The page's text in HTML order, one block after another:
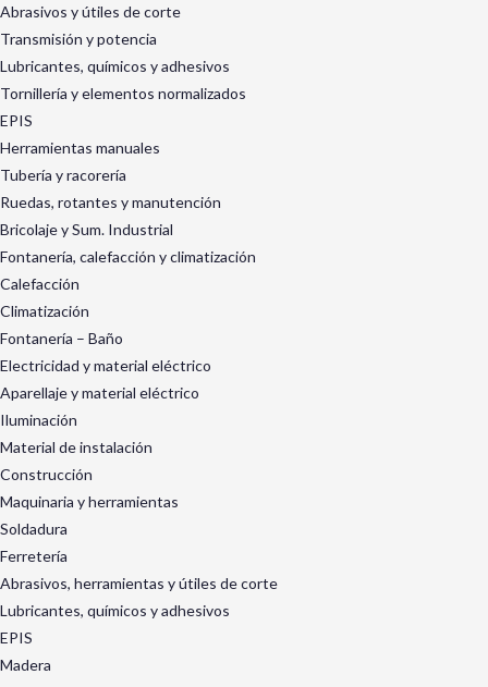
Abrasivos y útiles de corte
Transmisión y potencia
Lubricantes, químicos y adhesivos
Tornillería y elementos normalizados
EPIS
Herramientas manuales
Tubería y racorería
Ruedas, rotantes y manutención
Bricolaje y Sum. Industrial
Fontanería, calefacción y climatización
Calefacción
Climatización
Fontanería – Baño
Electricidad y material eléctrico
Aparellaje y material eléctrico
Iluminación
Material de instalación
Construcción
Maquinaria y herramientas
Soldadura
Ferretería
Abrasivos, herramientas y útiles de corte
Lubricantes, químicos y adhesivos
EPIS
Madera